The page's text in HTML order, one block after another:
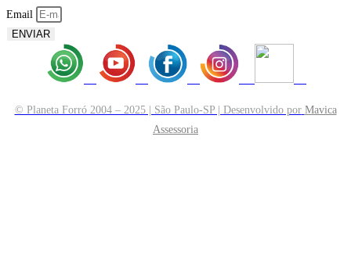
Email
ENVIAR
© Planeta Forró 2004 – 2025 | São Paulo-SP | Desenvolvido por Mavica
Assessoria